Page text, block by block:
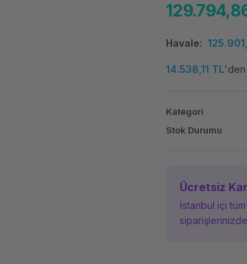
Havale
14.538,11 TL'den
Kategori
Stok Durumu
Ücretsiz
İstanbul içi